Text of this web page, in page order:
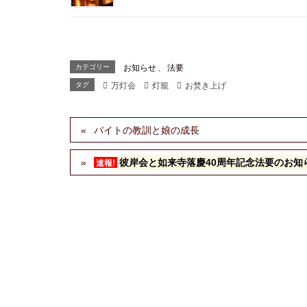
カテゴリー お知らせ 、 法要
タグ 万灯会 灯籠 お焚き上げ
バイトの教訓と娘の成長
速報! 彼岸会と如来寺落慶40周年記念法要のお知